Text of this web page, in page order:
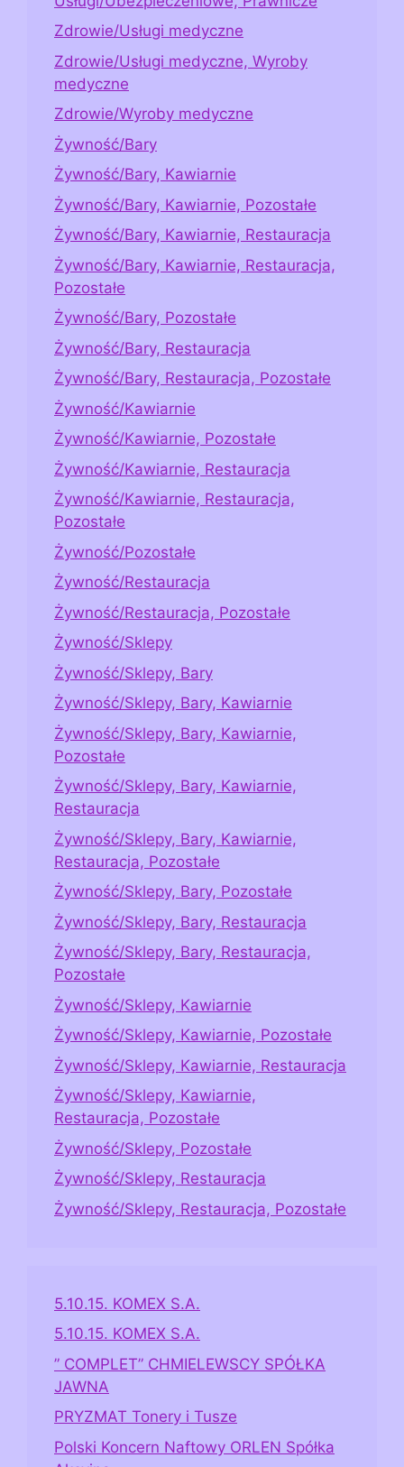
Zdrowie/Usługi medyczne
Zdrowie/Usługi medyczne, Wyroby
medyczne
Zdrowie/Wyroby medyczne
Żywność/Bary
Żywność/Bary, Kawiarnie
Żywność/Bary, Kawiarnie, Pozostałe
Żywność/Bary, Kawiarnie, Restauracja
Żywność/Bary, Kawiarnie, Restauracja,
Pozostałe
Żywność/Bary, Pozostałe
Żywność/Bary, Restauracja
Żywność/Bary, Restauracja, Pozostałe
Żywność/Kawiarnie
Żywność/Kawiarnie, Pozostałe
Żywność/Kawiarnie, Restauracja
Żywność/Kawiarnie, Restauracja,
Pozostałe
Żywność/Pozostałe
Żywność/Restauracja
Żywność/Restauracja, Pozostałe
Żywność/Sklepy
Żywność/Sklepy, Bary
Żywność/Sklepy, Bary, Kawiarnie
Żywność/Sklepy, Bary, Kawiarnie,
Pozostałe
Żywność/Sklepy, Bary, Kawiarnie,
Restauracja
Żywność/Sklepy, Bary, Kawiarnie,
Restauracja, Pozostałe
Żywność/Sklepy, Bary, Pozostałe
Żywność/Sklepy, Bary, Restauracja
Żywność/Sklepy, Bary, Restauracja,
Pozostałe
Żywność/Sklepy, Kawiarnie
Żywność/Sklepy, Kawiarnie, Pozostałe
Żywność/Sklepy, Kawiarnie, Restauracja
Żywność/Sklepy, Kawiarnie,
Restauracja, Pozostałe
Żywność/Sklepy, Pozostałe
Żywność/Sklepy, Restauracja
Żywność/Sklepy, Restauracja, Pozostałe
5.10.15. KOMEX S.A.
5.10.15. KOMEX S.A.
” COMPLET” CHMIELEWSCY SPÓŁKA
JAWNA
PRYZMAT Tonery i Tusze
Polski Koncern Naftowy ORLEN Spółka